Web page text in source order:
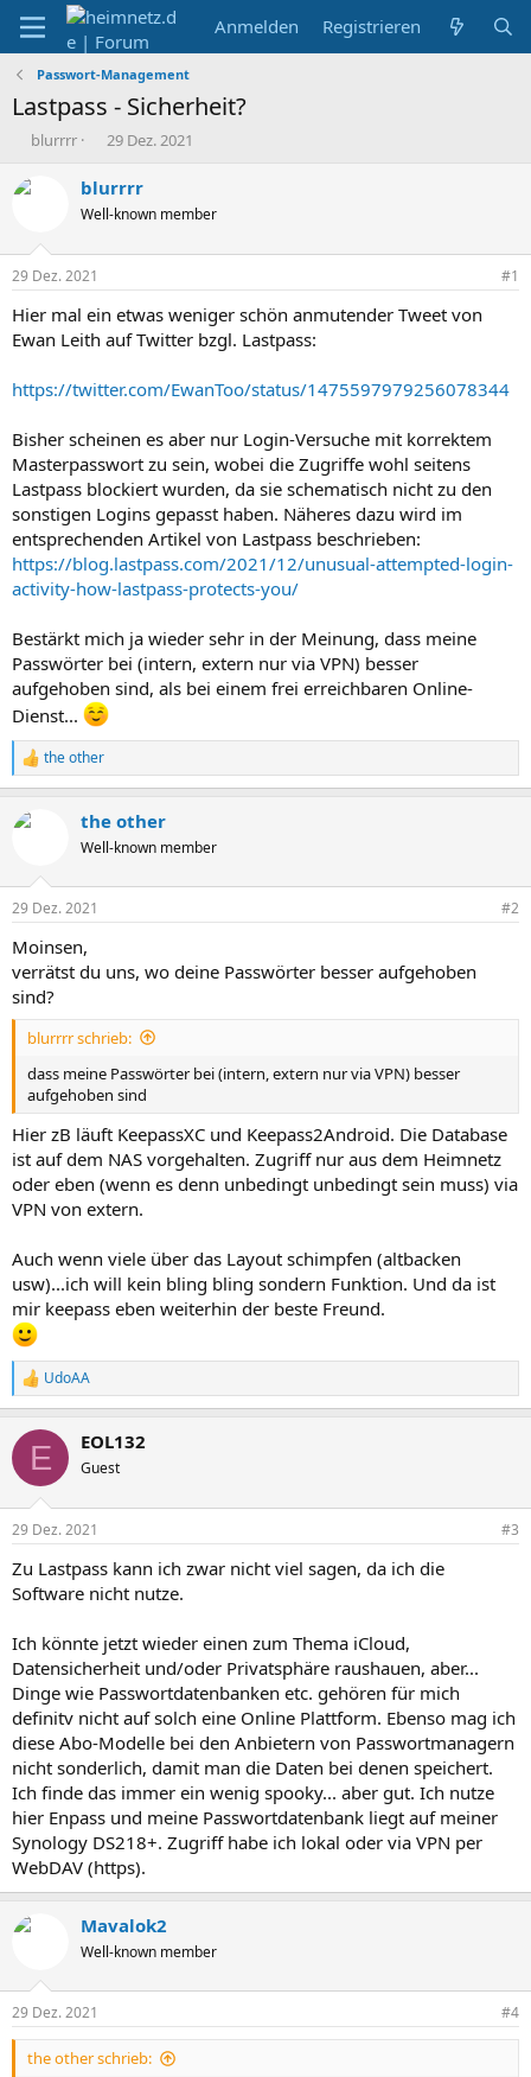
Anmelden Registrieren
Passwort-Management
Lastpass - Sicherheit?
E
s
e
r
blurrrr
E
s
t
e
t
a
29 Dez. 2021
blurrrr
Well-known member
29 Dez. 2021 #1
Hier mal ein etwas weniger schön anmutender Tweet von
Ewan Leith auf Twitter bzgl. Lastpass:
https://twitter.com/EwanToo/status/1475597979256078344
Bisher scheinen es aber nur Login-Versuche mit korrektem
Masterpasswort zu sein, wobei die Zugriffe wohl seitens
Lastpass blockiert wurden, da sie schematisch nicht zu den
sonstigen Logins gepasst haben. Näheres dazu wird im
entsprechenden Artikel von Lastpass beschrieben:
https://blog.lastpass.com/2021/12/unusual-attempted-login-
activity-how-lastpass-protects-you/
Bestärkt mich ja wieder sehr in der Meinung, dass meine
Passwörter bei (intern, extern nur via VPN) besser
aufgehoben sind, als bei einem frei erreichbaren Online-
Dienst...
R
e
k
e
:
the other
the other
Well-known member
29 Dez. 2021 #2
Moinsen,
verrätst du uns, wo deine Passwörter besser aufgehoben
sind?
blurrrr schrieb:
dass meine Passwörter bei (intern, extern nur via VPN) besser
aufgehoben sind
Hier zB läuft KeepassXC und Keepass2Android. Die Database
ist auf dem NAS vorgehalten. Zugriff nur aus dem Heimnetz
oder eben (wenn es denn unbedingt unbedingt sein muss) via
VPN von extern.
Auch wenn viele über das Layout schimpfen (altbacken
usw)...ich will kein bling bling sondern Funktion. Und da ist
mir keepass eben weiterhin der beste Freund.
R
e
k
i
e
:
UdoAA
E EOL132
Guest
29 Dez. 2021 #3
Zu Lastpass kann ich zwar nicht viel sagen, da ich die
Software nicht nutze.
Ich könnte jetzt wieder einen zum Thema iCloud,
Datensicherheit und/oder Privatsphäre raushauen, aber...
Dinge wie Passwortdatenbanken etc. gehören für mich
definitv nicht auf solch eine Online Plattform. Ebenso mag ich
diese Abo-Modelle bei den Anbietern von Passwortmanagern
nicht sonderlich, damit man die Daten bei denen speichert.
Ich finde das immer ein wenig spooky... aber gut. Ich nutze
hier Enpass und meine Passwortdatenbank liegt auf meiner
Synology DS218+. Zugriff habe ich lokal oder via VPN per
WebDAV (https).
Mavalok2
Well-known member
29 Dez. 2021 #4
the other schrieb: